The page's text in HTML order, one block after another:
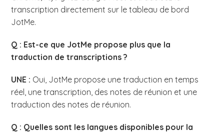
transcription directement sur le tableau de bord
JotMe.
Q : Est-ce que JotMe propose plus que la
traduction de transcriptions ?
UNE : Oui, JotMe propose une traduction en temps
réel, une transcription, des notes de réunion et une
traduction des notes de réunion.
Q : Quelles sont les langues disponibles pour la